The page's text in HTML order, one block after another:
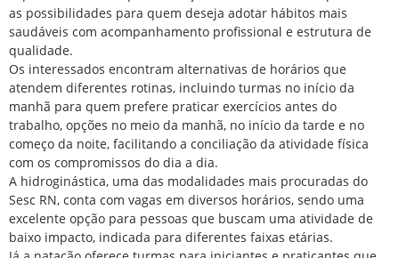
as possibilidades para quem deseja adotar hábitos mais
saudáveis com acompanhamento profissional e estrutura de
qualidade.
Os interessados encontram alternativas de horários que
atendem diferentes rotinas, incluindo turmas no início da
manhã para quem prefere praticar exercícios antes do
trabalho, opções no meio da manhã, no início da tarde e no
começo da noite, facilitando a conciliação da atividade física
com os compromissos do dia a dia.
A hidroginástica, uma das modalidades mais procuradas do
Sesc RN, conta com vagas em diversos horários, sendo uma
excelente opção para pessoas que buscam uma atividade de
baixo impacto, indicada para diferentes faixas etárias.